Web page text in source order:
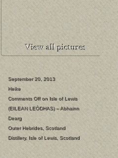
September 20, 2013
Heike
Comments Offon Isle of Lewis
(EILEAN LEÒDHAS) – Abhainn
Dearg
Outer Hebrides,Scotland
Distillery,Isle of Lewis,Scotland